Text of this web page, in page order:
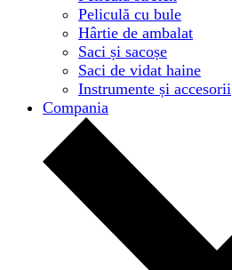
Peliculă cu bule
Hârtie de ambalat
Saci și sacoșe
Saci de vidat haine
Instrumente și accesorii
Compania